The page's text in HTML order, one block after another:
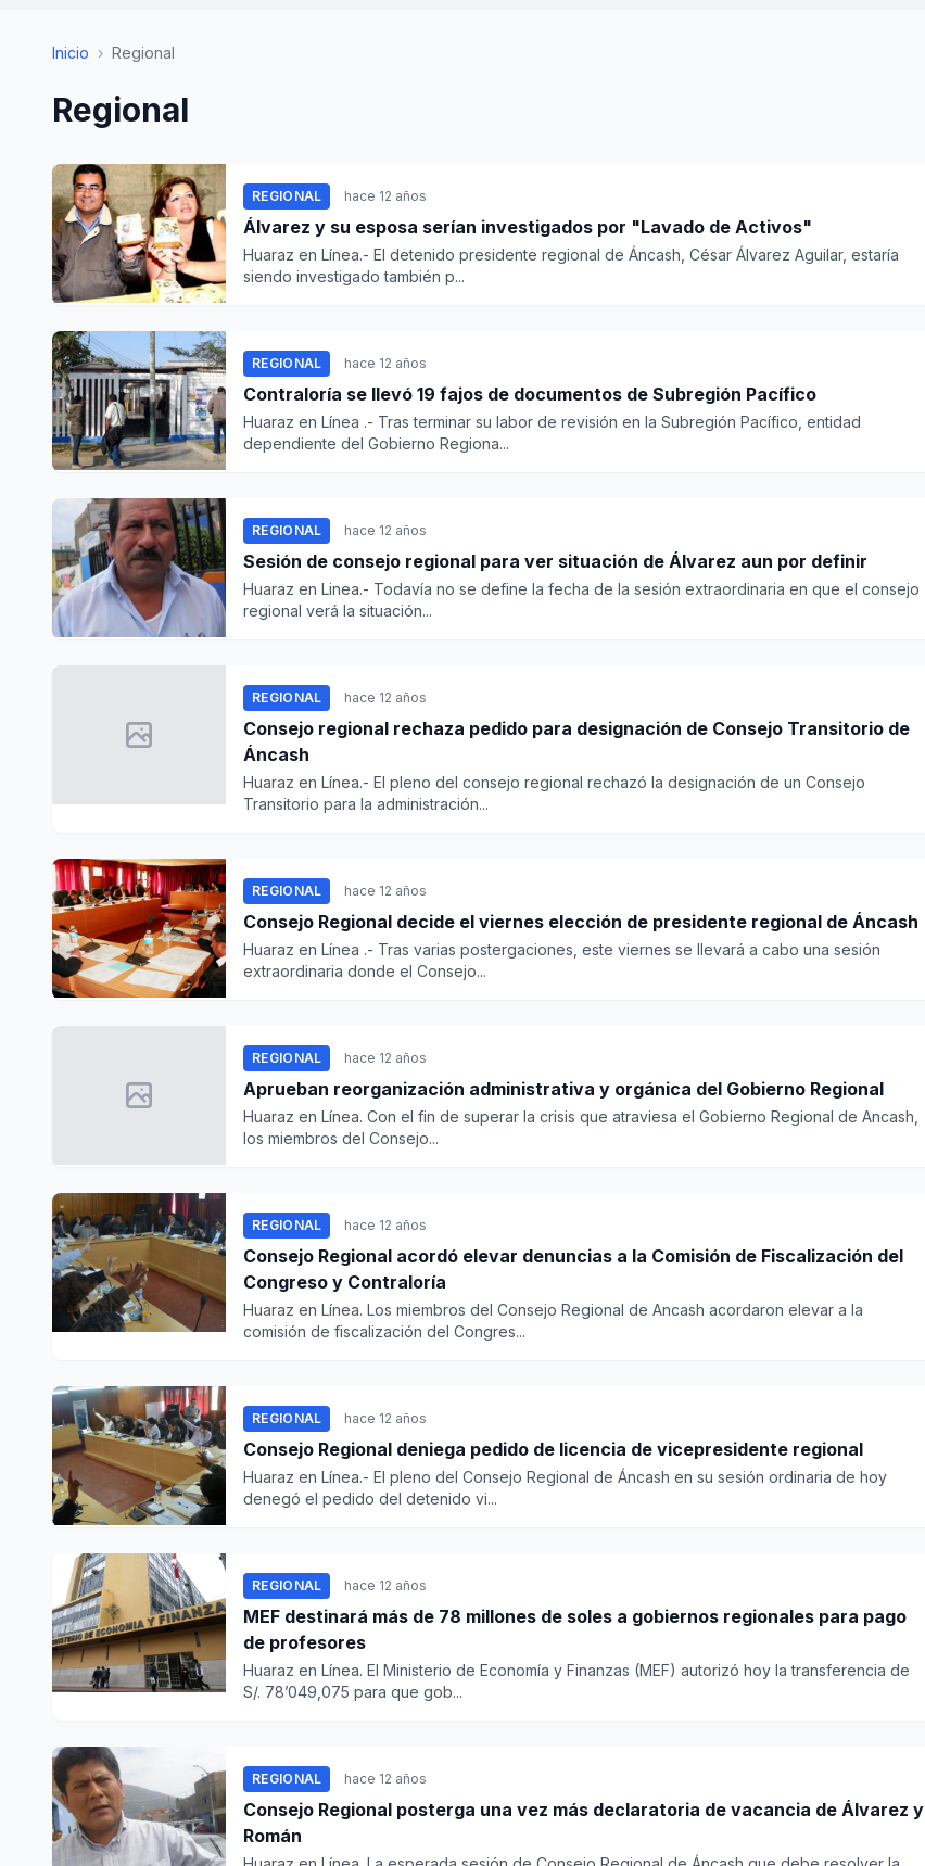
Inicio › Regional
Regional
REGIONAL hace 12 años
Álvarez y su esposa serían investigados por "Lavado de Activos"
Huaraz en Línea.- El detenido presidente regional de Áncash, César Álvarez Aguilar, estaría
siendo investigado también p...
REGIONAL hace 12 años
Contraloría se llevó 19 fajos de documentos de Subregión Pacífico
Huaraz en Línea .- Tras terminar su labor de revisión en la Subregión Pacífico, entidad
dependiente del Gobierno Regiona...
REGIONAL hace 12 años
Sesión de consejo regional para ver situación de Álvarez aun por definir
Huaraz en Linea.- Todavía no se define la fecha de la sesión extraordinaria en que el consejo
regional verá la situación...
REGIONAL hace 12 años
Consejo regional rechaza pedido para designación de Consejo Transitorio de
Áncash
Huaraz en Línea.- El pleno del consejo regional rechazó la designación de un Consejo
Transitorio para la administración...
REGIONAL hace 12 años
Consejo Regional decide el viernes elección de presidente regional de Áncash
Huaraz en Línea .- Tras varias postergaciones, este viernes se llevará a cabo una sesión
extraordinaria donde el Consejo...
REGIONAL hace 12 años
Aprueban reorganización administrativa y orgánica del Gobierno Regional
Huaraz en Línea. Con el fin de superar la crisis que atraviesa el Gobierno Regional de Ancash,
los miembros del Consejo...
REGIONAL hace 12 años
Consejo Regional acordó elevar denuncias a la Comisión de Fiscalización del
Congreso y Contraloría
Huaraz en Línea. Los miembros del Consejo Regional de Ancash acordaron elevar a la
comisión de fiscalización del Congres...
REGIONAL hace 12 años
Consejo Regional deniega pedido de licencia de vicepresidente regional
Huaraz en Línea.- El pleno del Consejo Regional de Áncash en su sesión ordinaria de hoy
denegó el pedido del detenido vi...
REGIONAL hace 12 años
MEF destinará más de 78 millones de soles a gobiernos regionales para pago
de profesores
Huaraz en Línea. El Ministerio de Economía y Finanzas (MEF) autorizó hoy la transferencia de
S/. 78’049,075 para que gob...
REGIONAL hace 12 años
Consejo Regional posterga una vez más declaratoria de vacancia de Álvarez y
Román